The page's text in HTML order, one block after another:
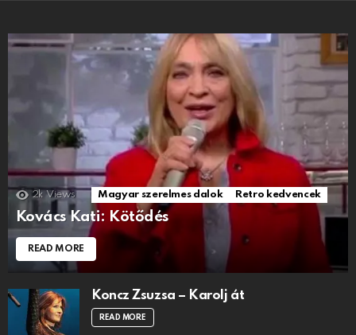
2k Views Magyar szerelmes dalok Retro kedvencek
Kovács Kati: Kötődés
READ MORE
Koncz Zsuzsa – Karolj át
READ MORE